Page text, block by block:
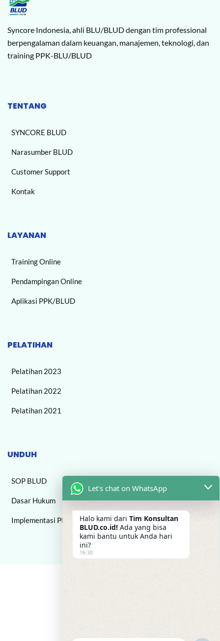
Syncore Indonesia, ahli BLU/BLUD dengan tim professional
berpengalaman dalam keuangan, manajemen, teknologi, dan
training PPK-BLU/BLUD
TENTANG
SYNCORE BLUD
Narasumber BLUD
Customer Support
Kontak
LAYANAN
Training Online
Pendampingan Online
Aplikasi PPK/BLUD
PELATIHAN
Pelatihan 2023
Pelatihan 2022
Pelatihan 2021
UNDUH
SOP BLUD
Dasar Hukum
Implementasi PPK BLUD
Let's chat on WhatsApp
Halo kami dari Tim Konsultan
BLUD.co.id! Ada yang bisa
kami bantu untuk Anda hari
ini?
16:30